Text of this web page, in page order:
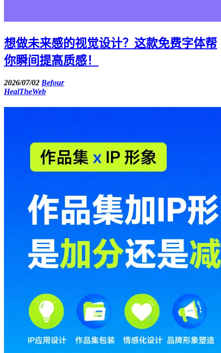
想做未来感的视觉设计？这款免费字体帮
你瞬间提高质感！
2026/07/02 Befour
HealTheWeb